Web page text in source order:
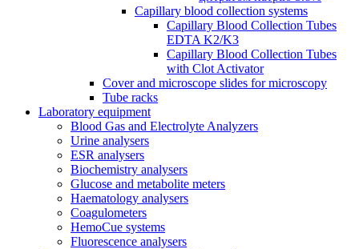
Capillary blood collection systems
Capillary Blood Collection Tubes
EDTA K2/K3
Capillary Blood Collection Tubes
with Clot Activator
Cover and microscope slides for microscopy
Tube racks
Laboratory equipment
Blood Gas and Electrolyte Analyzers
Urine analysers
ESR analysers
Biochemistry analysers
Glucose and metabolite meters
Haematology analysers
Coagulometers
HemoCue systems
Fluorescence analysers